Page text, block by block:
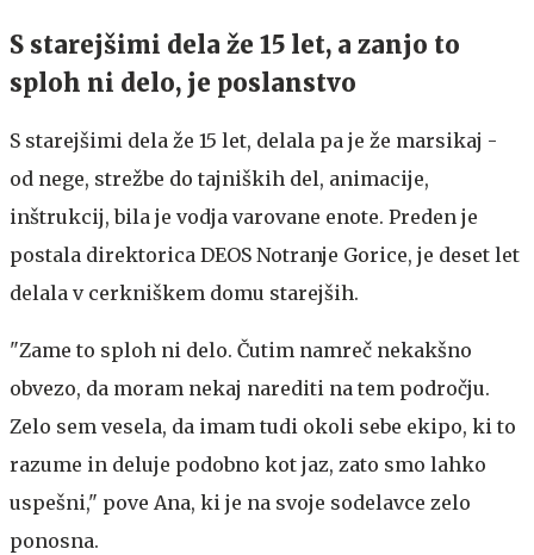
S starejšimi dela že 15 let, a zanjo to
sploh ni delo, je poslanstvo
S starejšimi dela že 15 let, delala pa je že marsikaj -
od nege, strežbe do tajniških del, animacije,
inštrukcij, bila je vodja varovane enote. Preden je
postala direktorica DEOS Notranje Gorice, je deset let
delala v cerkniškem domu starejših.
"Zame to sploh ni delo. Čutim namreč nekakšno
obvezo, da moram nekaj narediti na tem področju.
Zelo sem vesela, da imam tudi okoli sebe ekipo, ki to
razume in deluje podobno kot jaz, zato smo lahko
uspešni," pove Ana, ki je na svoje sodelavce zelo
ponosna.